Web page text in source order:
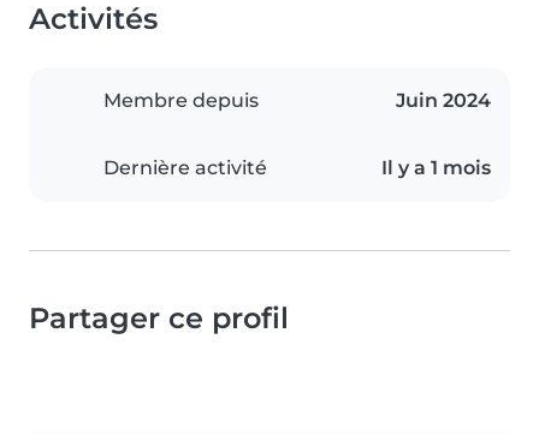
Activités
Membre depuis Juin 2024
Dernière activité Il y a 1 mois
Partager ce profil